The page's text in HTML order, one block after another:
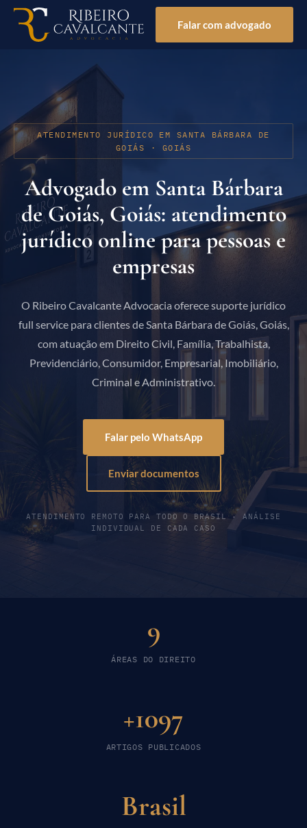
Falar com advogado
ATENDIMENTO JURÍDICO EM SANTA BÁRBARA DE
GOIÁS · GOIÁS
Advogado em Santa Bárbara
de Goiás, Goiás: atendimento
jurídico online para pessoas e
empresas
O Ribeiro Cavalcante Advocacia oferece suporte jurídico
full service para clientes de Santa Bárbara de Goiás, Goiás,
com atuação em Direito Civil, Família, Trabalhista,
Previdenciário, Consumidor, Empresarial, Imobiliário,
Criminal e Administrativo.
Falar pelo WhatsApp
Enviar documentos
ATENDIMENTO REMOTO PARA TODO O BRASIL · ANÁLISE
INDIVIDUAL DE CADA CASO
9
ÁREAS DO DIREITO
+1097
ARTIGOS PUBLICADOS
Brasil